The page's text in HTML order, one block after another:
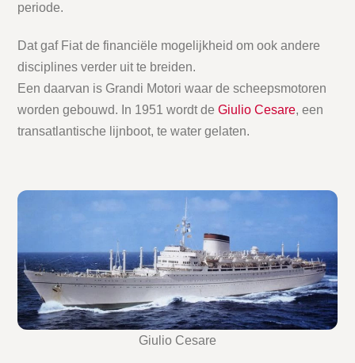
periode.
Dat gaf Fiat de financiële mogelijkheid om ook andere
disciplines verder uit te breiden.
Een daarvan is Grandi Motori waar de scheepsmotoren
worden gebouwd. In 1951 wordt deGiulio Cesare, een
transatlantische lijnboot, te water gelaten.
Giulio Cesare